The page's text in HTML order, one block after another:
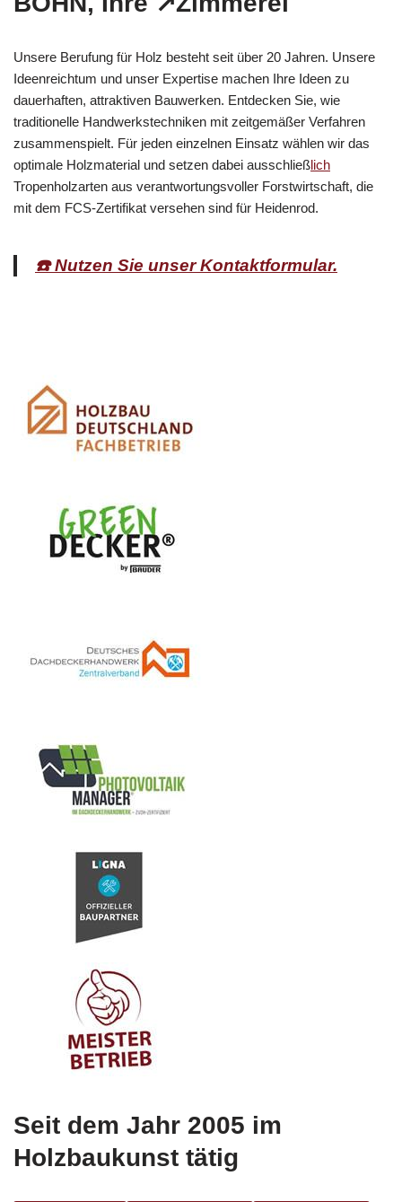
Unsere Berufung für Holz besteht seit über 20 Jahren. Unsere
Ideenreichtum und unser Expertise machen Ihre Ideen zu
dauerhaften, attraktiven Bauwerken. Entdecken Sie, wie
traditionelle Handwerkstechniken mit zeitgemäßer Verfahren
zusammenspielt. Für jeden einzelnen Einsatz wählen wir das
optimale Holzmaterial und setzen dabei ausschließlich
Tropenholzarten aus verantwortungsvoller Forstwirtschaft, die
mit dem FCS-Zertifikat versehen sind für Heidenrod.
☎️ Nutzen Sie unser Kontaktformular.
Seit dem Jahr 2005 im
Holzbaukunst tätig